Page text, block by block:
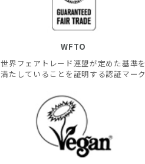
WFTO
世界フェアトレード連盟が定めた基準を
満たしていることを証明する認証マーク